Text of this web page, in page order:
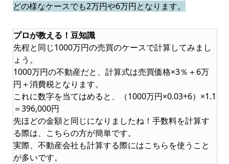
どの様なケースでも2万円や6万円となります。
プロが教える！豆知識
先程と同じ1000万円の売買のケースで計算してみまし
ょう。
1000万円の不動産だと、計算式は売買価格×3％＋6万
円＋消費税となります。
これに数字を当てはめると、（1000万円×0.03+6）×1.1
＝396,000円
先ほどの金額と同じになりましたね！手数料を計算す
る際は、こちらの方が簡単です。
実際、不動産会社も計算する際にはこちらを使うこと
が多いです。